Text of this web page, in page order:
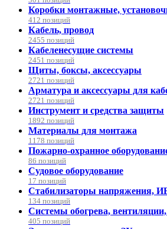
Коробки монтажные,
412 позиций
Кабель, провод
2455 позиций
Кабеленесущие системы
2451 позиций
Щиты, боксы, аксессуары
2721 позиций
Арматура и аксессуары для
2721 позиций
Инструмент и средства защиты
1892 позиций
Материалы для монтажа
1178 позиций
Пожарно-охранное
86 позиций
Судовое оборудование
17 позиций
Стабилизаторы напряжения,
134 позиций
Системы обогрева,
405 позиций